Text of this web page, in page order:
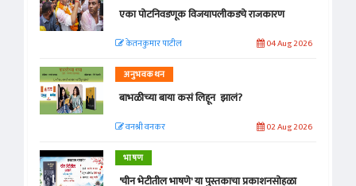
एका पोटनिवडणूक विजयापलीकडचे राजकारण
केतनकुमार पाटील 04 Aug 2026
अनुभवकथन
बाभळीच्या बाया कसं लिहून झालं?
वनश्री वनकर 02 Aug 2026
भाषण
'चीन भेटीतील भाषणे' या पुस्तकाचा प्रकाशनसोहळा